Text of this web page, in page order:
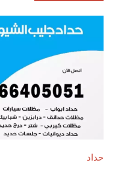
حداد